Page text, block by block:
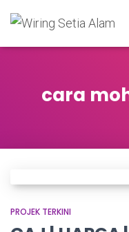
cara
PROJEK TERKINI